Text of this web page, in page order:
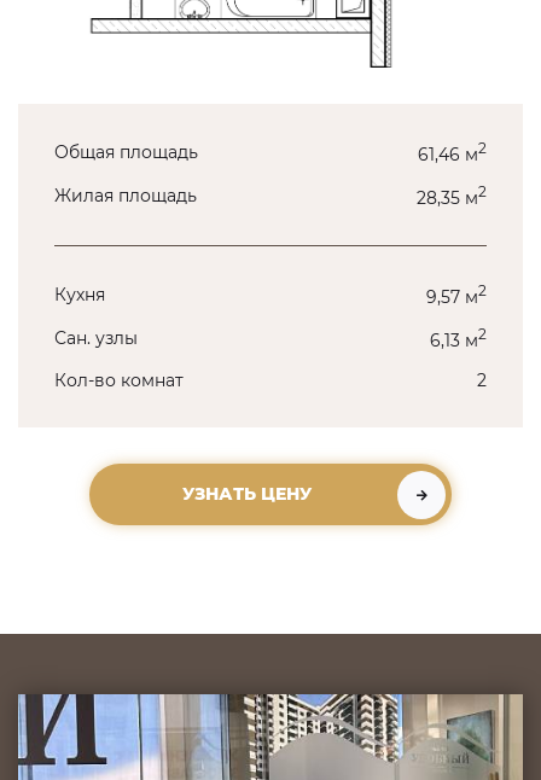
Общая площадь 61,46 м2
Жилая площадь 28,35 м2
Кухня 9,57 м2
Сан. узлы 6,13 м2
Кол-во комнат 2
УЗНАТЬ ЦЕНУ